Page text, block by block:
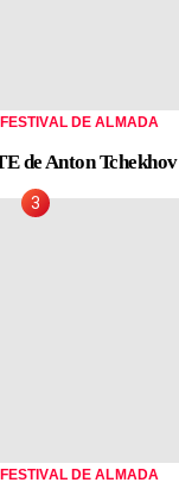
FESTIVAL DE ALMADA
de Anton Tchekhov
FESTIVAL DE ALMADA